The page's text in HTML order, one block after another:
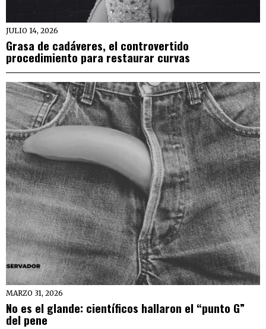
JULIO 14, 2026
Grasa de cadáveres, el controvertido
procedimiento para restaurar curvas
MARZO 31, 2026
No es el glande: científicos hallaron el “punto G”
del pene